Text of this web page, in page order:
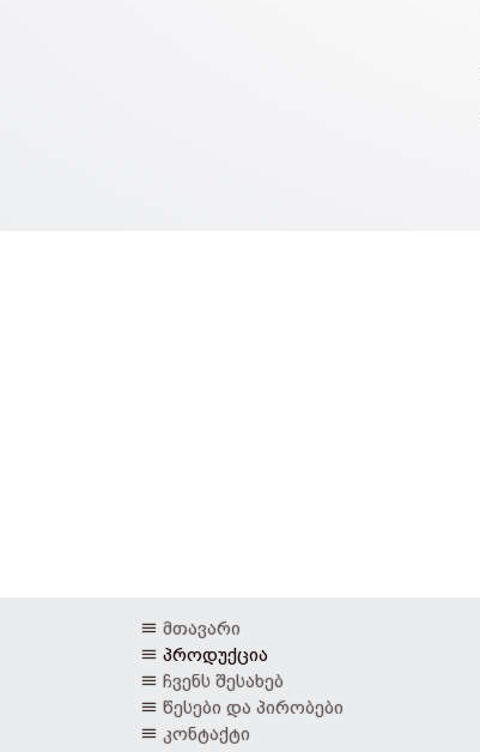
მთავარი
პროდუქცია
ჩვენს შესახებ
წესები და პირობები
კონტაქტი